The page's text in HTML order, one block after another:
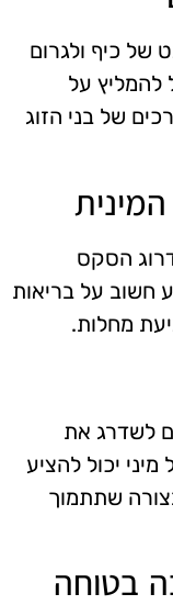
של כיף ולגרום
להמליץ על
של בני הזוג
הסקס
חשוב על בריאות
מחלות.
לשדרג את
יכול להציע
שתתמוך
בטוחה